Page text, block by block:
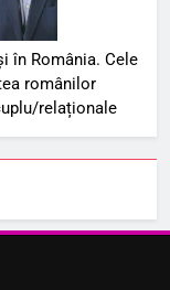
în România. Cele
românilor
relaționale